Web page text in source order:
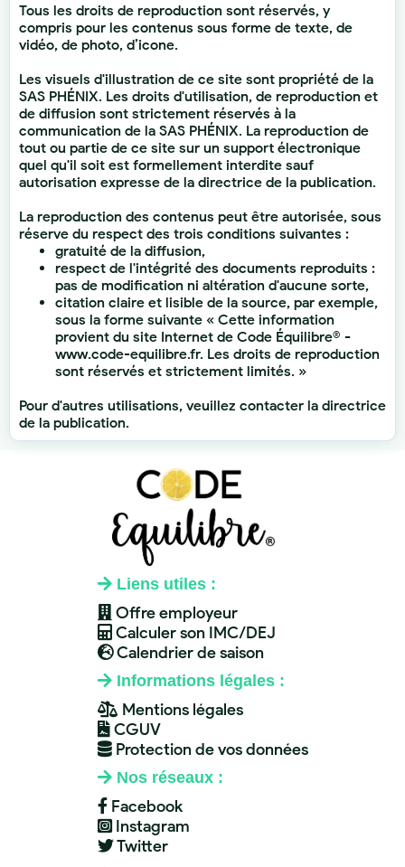
Tous les droits de reproduction sont réservés, y
compris pour les contenus sous forme de texte, de
vidéo, de photo, d’icone.
Les visuels d'illustration de ce site sont propriété de la
SAS PHÉNIX. Les droits d'utilisation, de reproduction et
de diffusion sont strictement réservés à la
communication de la SAS PHÉNIX. La reproduction de
tout ou partie de ce site sur un support électronique
quel qu'il soit est formellement interdite sauf
autorisation expresse de la directrice de la publication.
La reproduction des contenus peut être autorisée, sous
réserve du respect des trois conditions suivantes :
gratuité de la diffusion,
respect de l'intégrité des documents reproduits :
pas de modification ni altération d'aucune sorte,
citation claire et lisible de la source, par exemple,
sous la forme suivante « Cette information
provient du site Internet de Code Équilibre® -
www.code-equilibre.fr. Les droits de reproduction
sont réservés et strictement limités. »
Pour d'autres utilisations, veuillez contacter la directrice
de la publication.
Liens utiles :
Offre employeur
Calculer son IMC/DEJ
Calendrier de saison
Informations légales :
Mentions légales
CGUV
Protection de vos données
Nos réseaux :
Facebook
Instagram
Twitter